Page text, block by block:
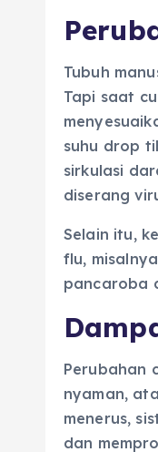
Tubuh
Tapi saat
suhu drop
sirkulasi
diserang
Selain itu,
flu,
pancaroba
Perubahan
nyaman,
menerus,
dan